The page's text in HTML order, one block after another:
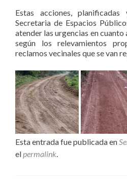
Estas acciones,
Secretaria de Espacios
atender las urgencias en cuanto
según los relevamientos
reclamos vecinales que se van
Esta entrada fue publicada en
elpermalink.